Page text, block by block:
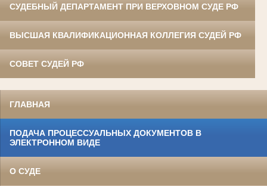
СУДЕБНЫЙ ДЕПАРТАМЕНТ ПРИ ВЕРХОВНОМ СУДЕ РФ
ВЫСШАЯ КВАЛИФИКАЦИОННАЯ КОЛЛЕГИЯ СУДЕЙ РФ
СОВЕТ СУДЕЙ РФ
ГЛАВНАЯ
ПОДАЧА ПРОЦЕССУАЛЬНЫХ ДОКУМЕНТОВ В
ЭЛЕКТРОННОМ ВИДЕ
О СУДЕ